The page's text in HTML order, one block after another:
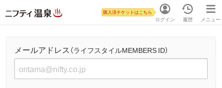
ログイン
購入済チケットはこちら
履歴 メニュー
メールアドレス （ライフスタイルMEMBERS ID）